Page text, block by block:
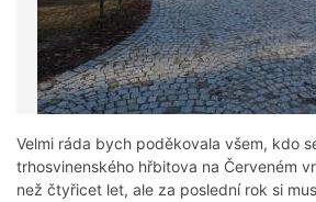
Velmi ráda bych poděkovala všem, kdo
trhosvinenského hřbitova na Červeném
než čtyřicet let, ale za poslední rok si